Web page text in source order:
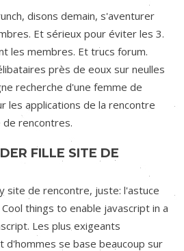
disons demain, s'aventurer
Et sérieux pour éviter les 3.
les membres. Et trucs forum.
près de eoux sur neulles
recherche d'une femme de
les applications de la rencontre
rencontres.
FILLE SITE DE
site de rencontre, juste: l'astuce
things to enable javascript in a
Les plus exigeants
d'hommes se base beaucoup sur